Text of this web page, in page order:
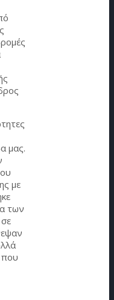
μας.
με
των
που